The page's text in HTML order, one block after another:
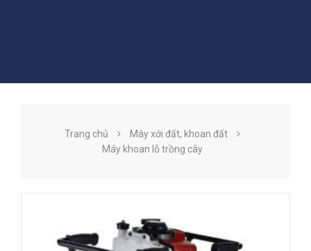
Trang chủ
Máy xới đất, khoan đất
Máy khoan lỗ trồng cây